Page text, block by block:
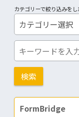
カテゴリーで絞り込みを
FormBridge